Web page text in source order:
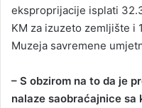
eksproprijacije isplati
KM za izuzeto zemljište i
Muzeja savremene
– S obzirom na to da je
nalaze saobraćajnice